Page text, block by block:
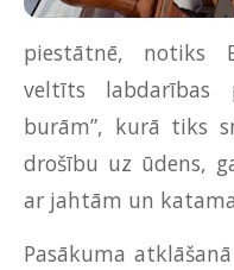
piestātnē, notiks
veltīts labdarības
burām”, kurā tiks
drošību uz ūdens,
ar jahtām un
Pasākuma